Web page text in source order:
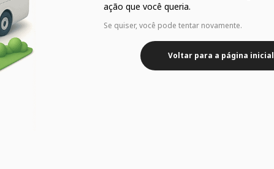
ação que você queria.
Se quiser, você pode tentar novamente.
Voltar para a página inicial